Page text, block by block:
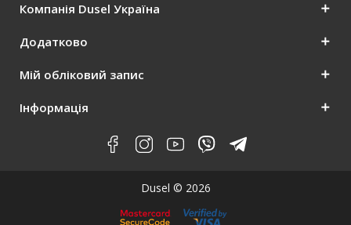
Компанія Dusel Україна
Додатково
Мій обліковий запис
Інформація
Dusel © 2026